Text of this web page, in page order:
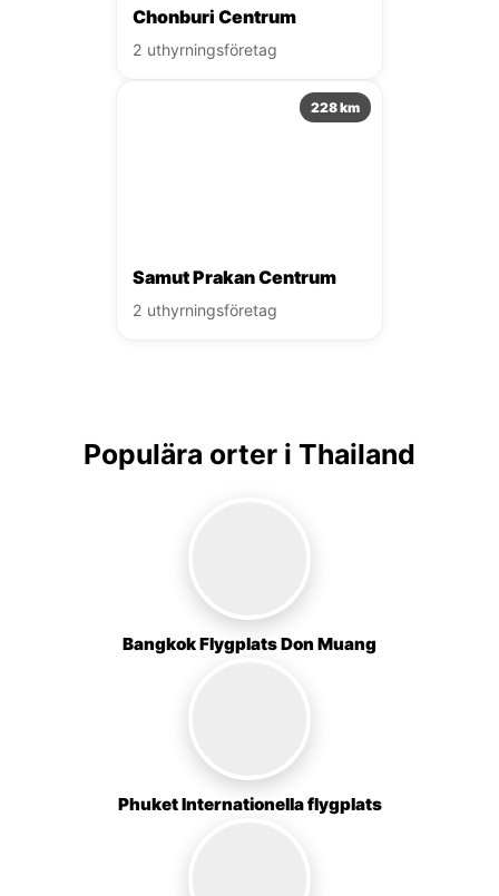
Chonburi Centrum
2 uthyrningsföretag
228 km
Samut Prakan Centrum
2 uthyrningsföretag
Populära orter i Thailand
Bangkok Flygplats Don Muang
Phuket Internationella flygplats